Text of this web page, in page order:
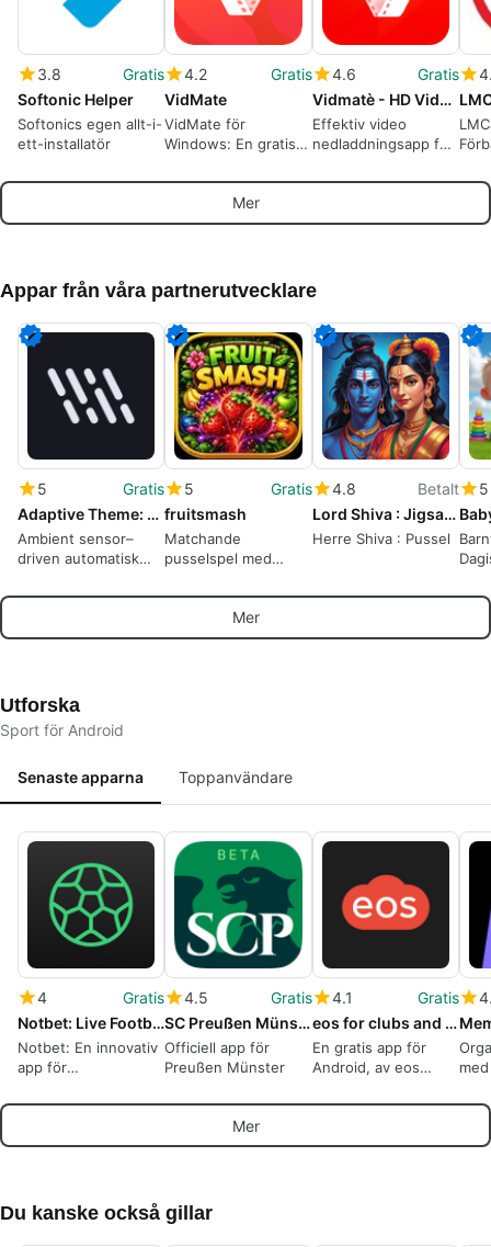
3.8
Gratis
Softonic Helper
Softonics egen allt-i-
ett-installatör
4.2
Gratis
VidMate
VidMate för
Windows: En gratis
nedladdare
4.6
Gratis
Vidmatè - HD Video Downloader
Effektiv video
nedladdningsapp för
Mer
Appar från våra partnerutvecklare
5
Gratis
Adaptive Theme: Auto Dark Mode
Ambient sensor–
driven automatisk
Android
5
Gratis
fruitsmash
Matchande
pusselspel med
4.8
Betalt
Lord Shiva : Jigsaw Puzzles
Herre Shiva : Pussel
5
Mer
Utforska
Sport för Android
Senaste apparna Toppanvändare
4
Gratis
Notbet: Live Football EDGE
Notbet: En innovativ
app för
4.5
Gratis
SC Preußen Münster
Officiell app för
Preußen Münster
4.1
Gratis
eos for clubs and communities
En gratis app för
Android, av eos
Mer
Du kanske också gillar